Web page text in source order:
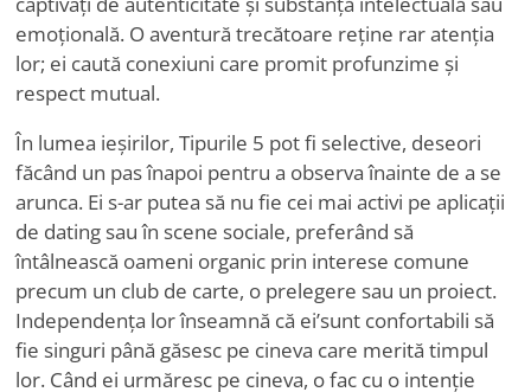
emoțională. O aventură trecătoare reține rar atenția
lor; ei caută conexiuni care promit profunzime și
respect mutual.
În lumea ieșirilor, Tipurile 5 pot fi selective, deseori
făcând un pas înapoi pentru a observa înainte de a se
arunca. Ei s-ar putea să nu fie cei mai activi pe aplicații
de dating sau în scene sociale, preferând să
întâlnească oameni organic prin interese comune
precum un club de carte, o prelegere sau un proiect.
Independența lor înseamnă că ei’sunt confortabili să
fie singuri până găsesc pe cineva care merită timpul
lor. Când ei urmăresc pe cineva, o fac cu o intenție